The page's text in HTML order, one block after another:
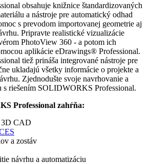
obsahuje knižnice štandardizovaných
a nástroje pre automatický odhad
s prevodom importovanej geometrie aj
Pripravte realistické vizualizácie
PhotoView 360 - a potom ich
aplikácie eDrawings® Professional.
tiež prináša integrované nástroje pre
ukladajú všetky informácie o projekte a
Zjednodušte svoje navrhovanie a
s riešením SOLIDWORKS Professional.
Professional zahŕňa:
CAD
a zostáv
návrhu a automatizáciu